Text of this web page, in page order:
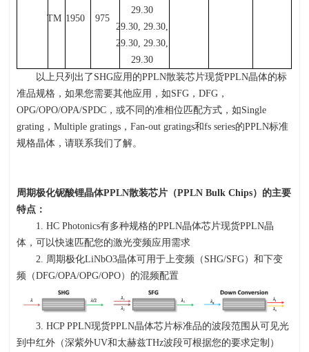
TM 1950 975
29.30
29.30, 29.30,
29.30, 29.30,
29.30
以上只列出了SHG应用的PPLN散装芯片现货PPLN晶体的标
准品规格，如果您需要其他应用，如SFG，DFG，
OPG/OPO/OPA/SPDC，或不同的准相位匹配方式，如Single
grating，Multiple gratings，Fan-out gratings和fs series的PPLN标准
规格晶体，请联系我们了解。
周期极化铌酸锂晶体PPLN散装芯片（PPLN Bulk Chips）的主要
特点：
1. HC Photonics有多种规格的PPLN晶体芯片现货PPLN晶
体，可以快速匹配您的激光变频应用需求
2. 周期极化LiNbO3晶体可用于上变频（ SHG/SFG）和下变
频（DFG/OPA/OPG/OPO）的混频配置
3. HCP PPLN现货PPLN晶体芯片标准品的波段范围从可见光
到中红外（深紫外UV和太赫兹THz波段可根据您的要求定制）